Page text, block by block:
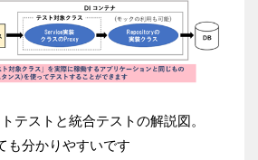
テストと統合テストの解説図。
も分かりやすいです